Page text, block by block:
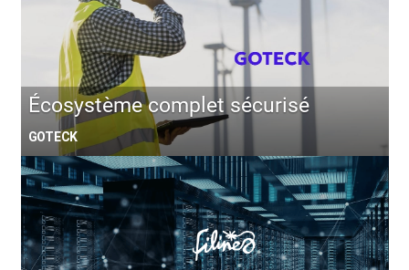
Écosystème complet sécurisé
GOTECK